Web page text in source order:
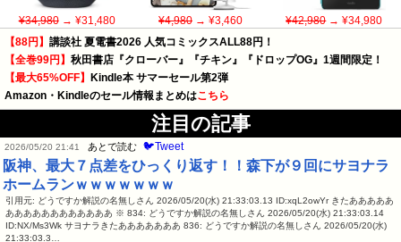
¥34,980→ ¥31,480 ¥4,980→ ¥3,460 ¥42,980→ ¥34,980
【88円】 講談社 夏電書2026 人気コミックスALL88円！
【全巻99円】 秋田書店『クローバー』『チキン』『ドロップOG』1週間限定！
【最大65%OFF】
Kindle本 サマーセール第2弾
Amazon・Kindleのセール情報まとめはこちら
注目の記事
2026/05/20 21:41 あとで読む 🐦Tweet
阪神、最大７点差をひっくり返す！！森下が９回にサヨナラ
ホームランｗｗｗｗｗｗｗ
引用元: どうですか解説の名無しさん 2026/05/20(水) 21:33:03.13 ID:xqL2owYr きたあああああ
ああああああああああああ ※ 834: どうですか解説の名無しさん 2026/05/20(水) 21:33:03.14
ID:NX/Ms3Wk サヨナラきたあああああああ 836: どうですか解説の名無しさん 2026/05/20(水)
21:33:03.3…